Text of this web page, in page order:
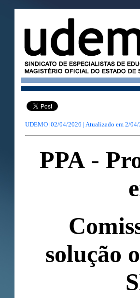
UDEMO |02/04/2026 | Atualizado em 2/04/
PPA-
solução